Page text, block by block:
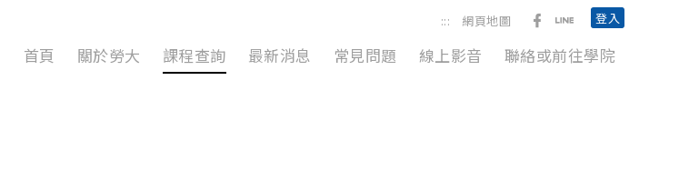
::: 網頁地圖 前往勞動臺北臉書粉絲團
前往臺北市政府勞動局
登入
首頁 關於勞大 課程查詢 最新消息 常見問題 線上影音 聯絡或前往學院